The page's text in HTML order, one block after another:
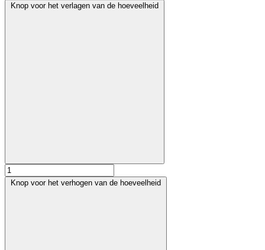
Knop voor het verlagen van de hoeveelheid
Knop voor het verhogen van de hoeveelheid